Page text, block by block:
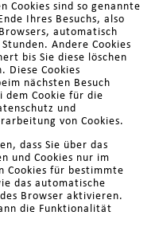
Cookies sind so genannte
Ihres Besuchs, also
automatisch
Andere Cookies
bis Sie diese löschen
Diese Cookies
nächsten Besuch
dem Cookie für die
und
von Cookies.
dass Sie über das
und Cookies nur im
Cookies für bestimmte
das automatische
Browser aktivieren.
die Funktionalität